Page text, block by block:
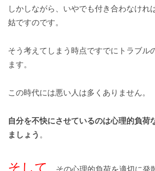
しかしながら、いやでも付き合わなけれ
姑ですのです。
そう考えてしまう時点ですでにトラブル
ます。
この時代には悪い人は多くありません。
自分を不快にさせているのは心理的負荷
ましょう 。
そして
、その心理的負荷を適切に発